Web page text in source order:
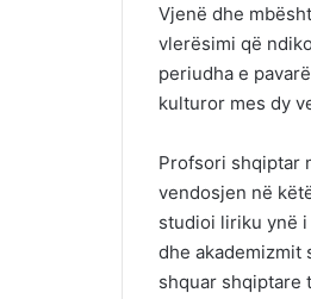
Vjenë dhe
vlerësimi që
periudha e
kulturor mes dy
Profsori shqiptar
vendosjen në
studioi liriku ynë i
dhe akademizmit
shquar shqiptare